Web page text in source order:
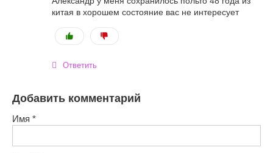
китая в хорошем состояние вас не интересует
Ответить
Добавить комментарий
Имя *